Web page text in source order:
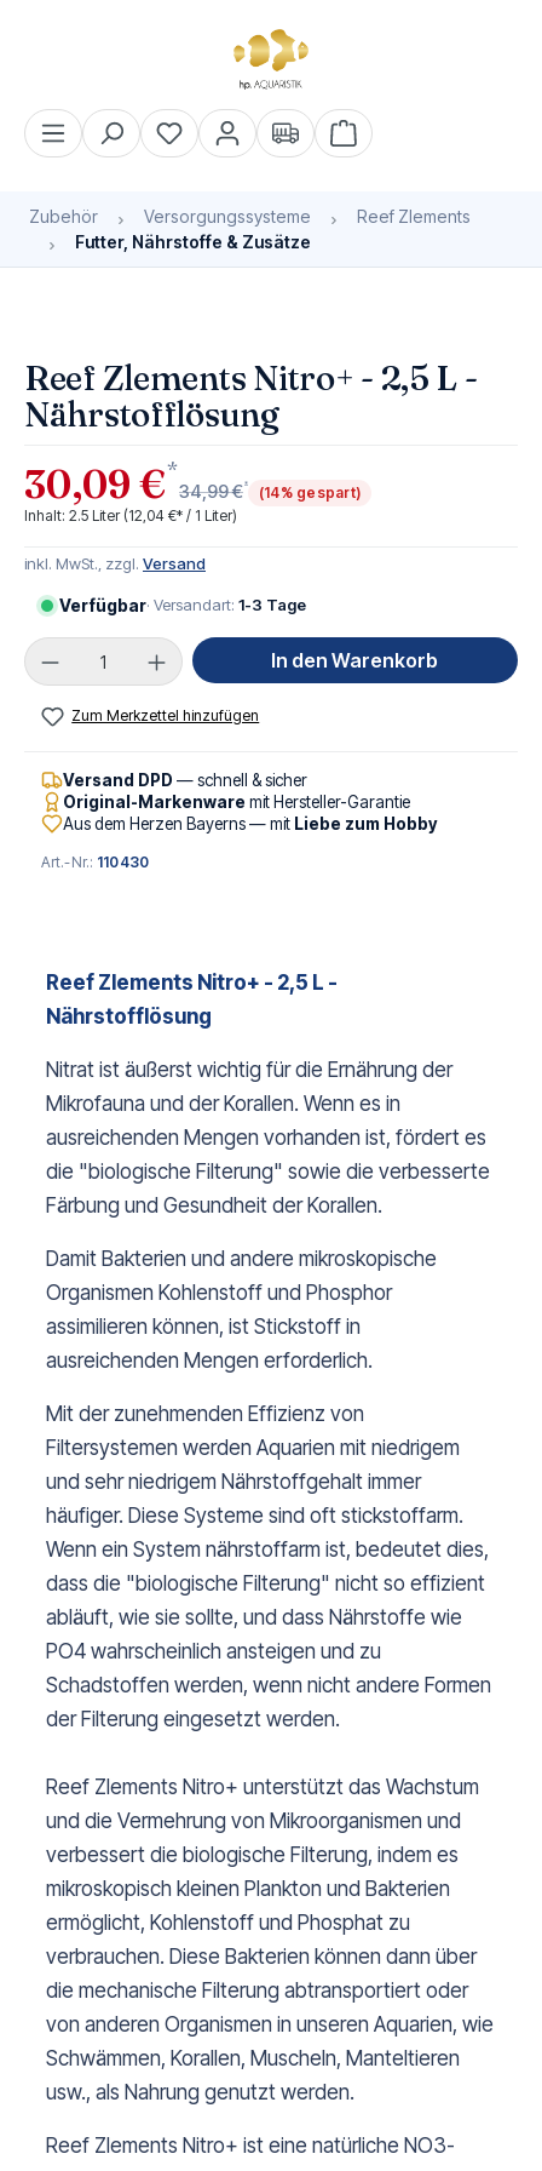
Warenkorb enthält 0
Zubehör Versorgungssysteme
Reef Zlements
Futter, Nährstoffe & Zusätze
Reef Zlements Nitro+ - 2,5 L -
Nährstofflösung
30,09 €*
34,99 €*
(14% gespart)
Inhalt: 2.5 Liter (12,04 €* / 1 Liter)
inkl. MwSt., zzgl. Versand
Verfügbar· Versandart: 1-3 Tage
Produkt Anzahl: Gib den gewünschten Wert
In den Warenkorb
Zum Merkzettel hinzufügen
Versand DPD — schnell & sicher
Original-Markenware mit Hersteller-Garantie
Aus dem Herzen Bayerns — mit Liebe zum Hobby
Art.-Nr.: 110430
Reef Zlements Nitro+ - 2,5 L -
Nährstofflösung
Nitrat ist äußerst wichtig für die Ernährung der
Mikrofauna und der Korallen. Wenn es in
ausreichenden Mengen vorhanden ist, fördert es
die "biologische Filterung" sowie die verbesserte
Färbung und Gesundheit der Korallen.
Damit Bakterien und andere mikroskopische
Organismen Kohlenstoff und Phosphor
assimilieren können, ist Stickstoff in
ausreichenden Mengen erforderlich.
Mit der zunehmenden Effizienz von
Filtersystemen werden Aquarien mit niedrigem
und sehr niedrigem Nährstoffgehalt immer
häufiger. Diese Systeme sind oft stickstoffarm.
Wenn ein System nährstoffarm ist, bedeutet dies,
dass die "biologische Filterung" nicht so effizient
abläuft, wie sie sollte, und dass Nährstoffe wie
PO4 wahrscheinlich ansteigen und zu
Schadstoffen werden, wenn nicht andere Formen
der Filterung eingesetzt werden.
Reef Zlements Nitro+ unterstützt das Wachstum
und die Vermehrung von Mikroorganismen und
verbessert die biologische Filterung, indem es
mikroskopisch kleinen Plankton und Bakterien
ermöglicht, Kohlenstoff und Phosphat zu
verbrauchen. Diese Bakterien können dann über
die mechanische Filterung abtransportiert oder
von anderen Organismen in unseren Aquarien, wie
Schwämmen, Korallen, Muscheln, Manteltieren
usw., als Nahrung genutzt werden.
Reef Zlements Nitro+ ist eine natürliche NO3-